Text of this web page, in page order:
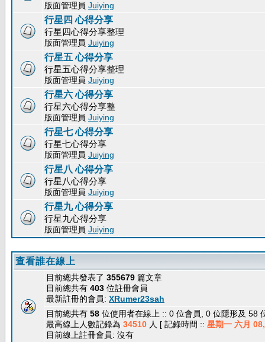
版面管理員 Juiying
行星四 心得分享
行星四心得分享整理
版面管理員 Juiying
行星五 心得分享
行星五心得分享整理
版面管理員 Juiying
行星六 心得分享
行星六心得分享整
版面管理員 Juiying
行星七 心得分享
行星七心得分享
版面管理員 Juiying
行星八 心得分享
行星八心得分享
版面管理員 Juiying
行星九 心得分享
行星九心得分享
版面管理員 Juiying
查看誰在線上
目前總共發表了 355679 篇文章
目前總共有 403 位註冊會員
最新註冊的會員: XRumer23sah
目前總共有 58 位使用者在線上 :: 0 位會員, 0 位隱形及
最高線上人數記錄為 34510 人 [ 記錄時間 :: 星期一 六月
目前線上註冊會員: 沒有